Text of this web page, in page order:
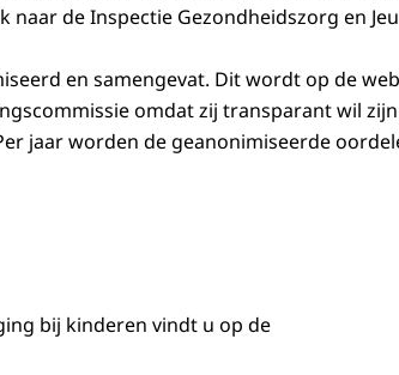
de Inspectie Gezondheidszorg en
en samengevat. Dit wordt op de
omdat zij transparant wil
jaar worden de geanonimiseerde
bij kinderen vindt u op de